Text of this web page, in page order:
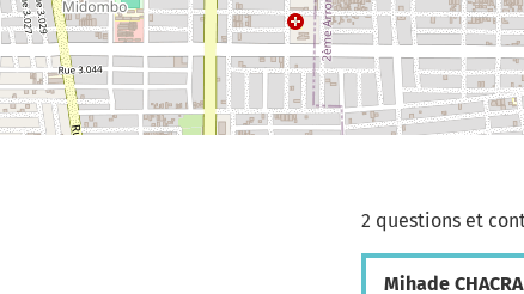
2 questions et
Mihade